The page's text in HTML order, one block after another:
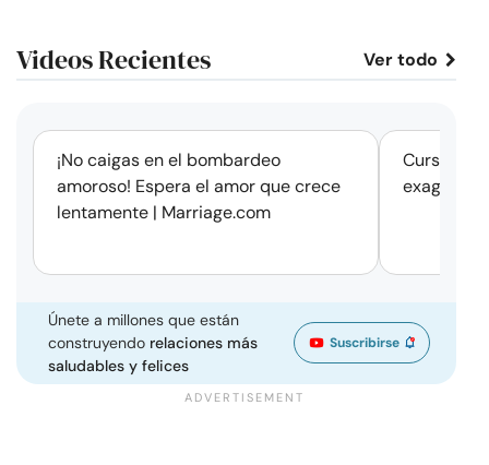
Videos Recientes Ver todo
¡No caigas en el bombardeo
amoroso! Espera el amor que crece
lentamente | Marriage.com
Cursos
Únete a millones que están
construyendo relaciones más
saludables y felices
Suscribirse